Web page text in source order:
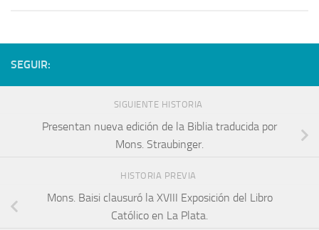
SEGUIR:
SIGUIENTE HISTORIA
Presentan nueva edición de la Biblia traducida por
Mons. Straubinger.
HISTORIA PREVIA
Mons. Baisi clausuró la XVIII Exposición del Libro
Católico en La Plata.